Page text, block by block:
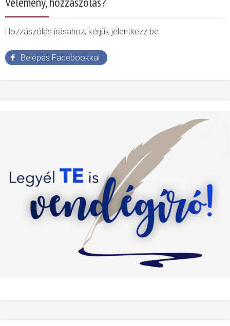
Hozzászólás írásához, kérjük jelentkezz be.
Belépés Facebookkal